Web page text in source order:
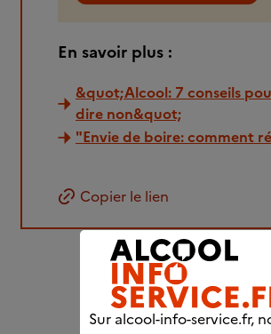
En savoir plus :
&quot;Alcool: 7 conseils
dire non&quot;
"Envie de boire: comment
Copier le lien
Retour à la
Sur alcool-info-service.fr,